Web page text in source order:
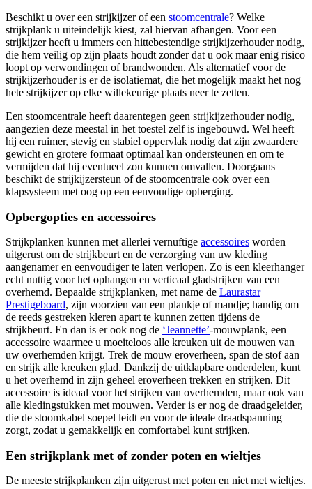
Beschikt u over een strijkijzer of een stoomcentrale? Welke
strijkplank u uiteindelijk kiest, zal hiervan afhangen. Voor een
strijkijzer heeft u immers een hittebestendige strijkijzerhouder nodig,
die hem veilig op zijn plaats houdt zonder dat u ook maar enig risico
loopt op verwondingen of brandwonden. Als alternatief voor de
strijkijzerhouder is er de isolatiemat, die het mogelijk maakt het nog
hete strijkijzer op elke willekeurige plaats neer te zetten.
Een stoomcentrale heeft daarentegen geen strijkijzerhouder nodig,
aangezien deze meestal in het toestel zelf is ingebouwd. Wel heeft
hij een ruimer, stevig en stabiel oppervlak nodig dat zijn zwaardere
gewicht en grotere formaat optimaal kan ondersteunen en om te
vermijden dat hij eventueel zou kunnen omvallen. Doorgaans
beschikt de strijkijzersteun of de stoomcentrale ook over een
klapsysteem met oog op een eenvoudige opberging.
Opbergopties en accessoires
Strijkplanken kunnen met allerlei vernuftige accessoires worden
uitgerust om de strijkbeurt en de verzorging van uw kleding
aangenamer en eenvoudiger te laten verlopen. Zo is een kleerhanger
echt nuttig voor het ophangen en verticaal gladstrijken van een
overhemd. Bepaalde strijkplanken, met name de Laurastar
Prestigeboard, zijn voorzien van een plankje of mandje; handig om
de reeds gestreken kleren apart te kunnen zetten tijdens de
strijkbeurt. En dan is er ook nog de ‘Jeannette’-mouwplank, een
accessoire waarmee u moeiteloos alle kreuken uit de mouwen van
uw overhemden krijgt. Trek de mouw eroverheen, span de stof aan
en strijk alle kreuken glad. Dankzij de uitklapbare onderdelen, kunt
u het overhemd in zijn geheel eroverheen trekken en strijken. Dit
accessoire is ideaal voor het strijken van overhemden, maar ook van
alle kledingstukken met mouwen. Verder is er nog de draadgeleider,
die de stoomkabel soepel leidt en voor de ideale draadspanning
zorgt, zodat u gemakkelijk en comfortabel kunt strijken.
Een strijkplank met of zonder poten en wieltjes
De meeste strijkplanken zijn uitgerust met poten en niet met wieltjes.